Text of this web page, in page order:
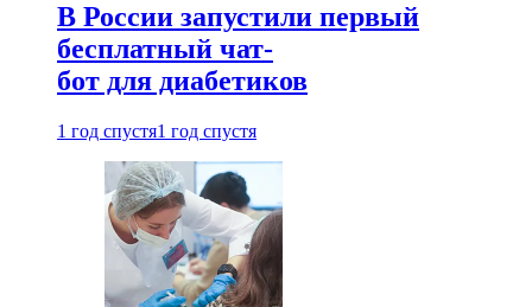
В России запустили первый
бесплатный чат-
бот для диабетиков
1 год спустя1 год спустя